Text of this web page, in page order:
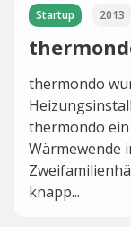
Startup 2013
thermondo
thermondo
Wärmewende
knapp...